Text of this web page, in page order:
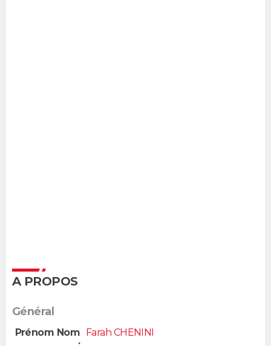
A PROPOS
Général
Prénom Nom Farah CHENINI